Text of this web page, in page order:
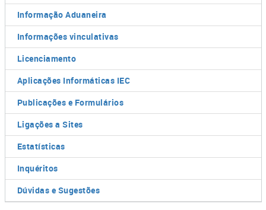
Informação Aduaneira
Informações vinculativas
Licenciamento
Aplicações Informáticas IEC
Publicações e Formulários
Ligações a Sites
Estatísticas
Inquéritos
Dúvidas e Sugestões